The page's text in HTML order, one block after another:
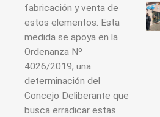
fabricación y venta de
estos elementos. Esta
medida se apoya en la
Ordenanza Nº
4026/2019, una
determinación del
Concejo Deliberante que
busca erradicar estas